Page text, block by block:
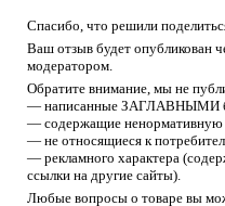
Спасибо, что решили
Ваш отзыв будет опубликован
модератором.
Обратите внимание, мы не
— написанные ЗАГЛАВНЫМИ
— содержащие ненормативную
— не относящиеся к
— рекламного характера
ссылки на другие сайты).
Любые вопросы о товаре вы